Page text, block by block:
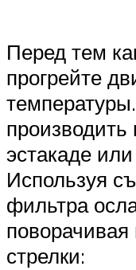
Перед тем
прогрейте
эстакаде
Используя
фильтра
поворачивая
стрелки: